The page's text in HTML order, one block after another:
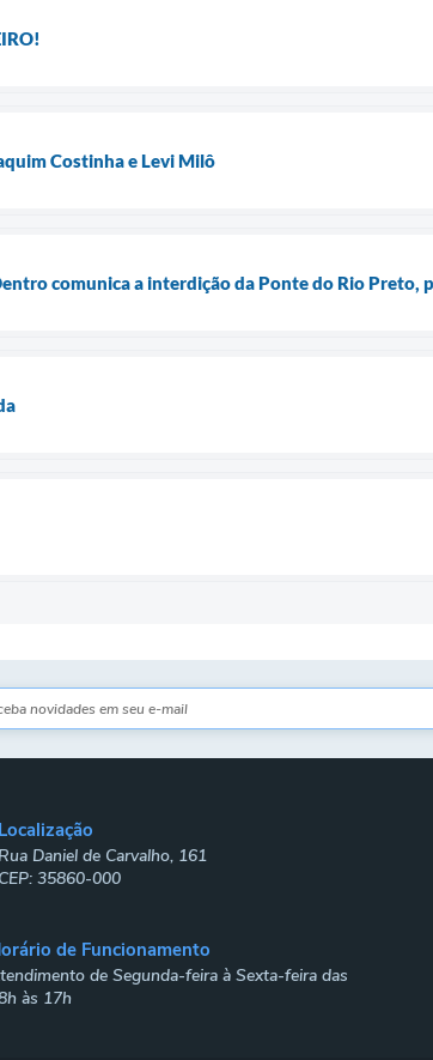
Costinha e Levi Milô
comunica a interdição da Ponte do Rio Preto,
Localização
Rua Daniel de Carvalho, 161
CEP: 35860-000
de Funcionamento
de Segunda-feira à Sexta-feira das
às 17h